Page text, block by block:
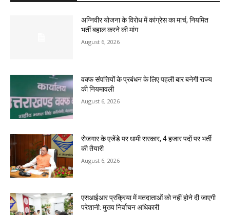
अग्निवीर योजना के विरोध में कांग्रेस का मार्च, नियमित
भर्ती बहाल करने की मांग
August 6, 2026
वक्फ संपत्तियों के प्रबंधन के लिए पहली बार बनेगी राज्य
की नियमावली
August 6, 2026
रोजगार के एजेंडे पर धामी सरकार, 4 हजार पदों पर भर्ती
की तैयारी
August 6, 2026
एसआईआर प्रक्रिया में मतदाताओं को नहीं होने दी जाएगी
परेशानी: मुख्य निर्वाचन अधिकारी